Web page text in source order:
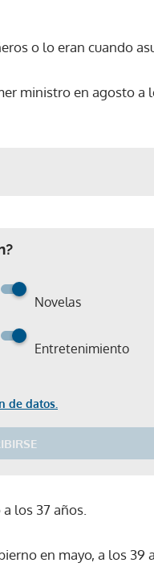
o lo eran cuando
ministro en agosto a
Novelas
Entretenimiento
de datos.
los 37 años.
en mayo, a los 39